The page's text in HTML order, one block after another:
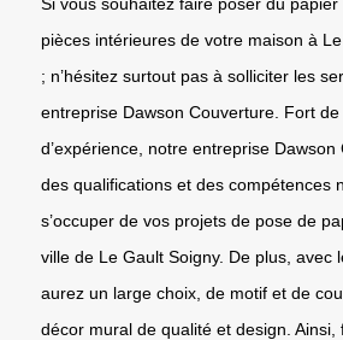
pièces intérieures de votre maison à
; n’hésitez surtout pas à solliciter les
entreprise Dawson Couverture. Fort
d’expérience, notre entreprise
des qualifications et des compétences
s’occuper de vos projets de pose de
ville de Le Gault Soigny. De plus, avec
aurez un large choix, de motif et de
décor mural de qualité et design. Ainsi,